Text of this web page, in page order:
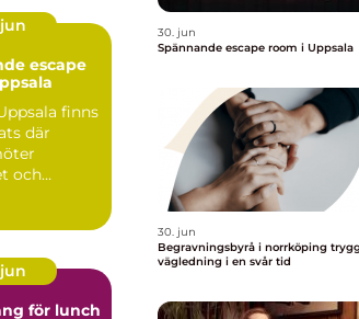
escape
finns
där
och
för lunch
30. jun
Spännande escape room i Uppsala
30. jun
Begravningsbyrå i norrköping trygg
vägledning i en svår tid